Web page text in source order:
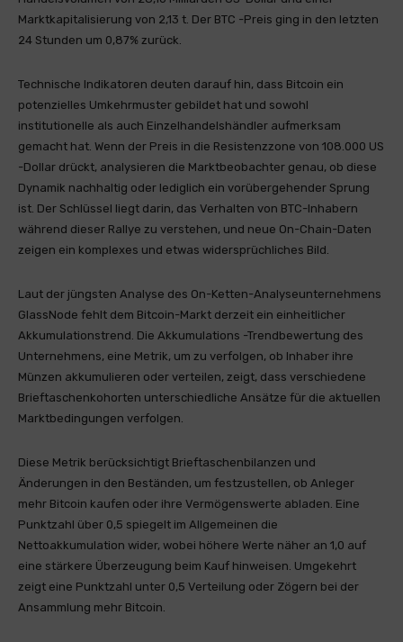
Marktkapitalisierung von 2,13 t. Der BTC -Preis ging in den letzten
24 Stunden um 0,87% zurück.
Technische Indikatoren deuten darauf hin, dass Bitcoin ein
potenzielles Umkehrmuster gebildet hat und sowohl
institutionelle als auch Einzelhandelshändler aufmerksam
gemacht hat. Wenn der Preis in die Resistenzzone von 108.000 US
-Dollar drückt, analysieren die Marktbeobachter genau, ob diese
Dynamik nachhaltig oder lediglich ein vorübergehender Sprung
ist. Der Schlüssel liegt darin, das Verhalten von BTC-Inhabern
während dieser Rallye zu verstehen, und neue On-Chain-Daten
zeigen ein komplexes und etwas widersprüchliches Bild.
Laut der jüngsten Analyse des On-Ketten-Analyseunternehmens
GlassNode fehlt dem Bitcoin-Markt derzeit ein einheitlicher
Akkumulationstrend. Die Akkumulations -Trendbewertung des
Unternehmens, eine Metrik, um zu verfolgen, ob Inhaber ihre
Münzen akkumulieren oder verteilen, zeigt, dass verschiedene
Brieftaschenkohorten unterschiedliche Ansätze für die aktuellen
Marktbedingungen verfolgen.
Diese Metrik berücksichtigt Brieftaschenbilanzen und
Änderungen in den Beständen, um festzustellen, ob Anleger
mehr Bitcoin kaufen oder ihre Vermögenswerte abladen. Eine
Punktzahl über 0,5 spiegelt im Allgemeinen die
Nettoakkumulation wider, wobei höhere Werte näher an 1,0 auf
eine stärkere Überzeugung beim Kauf hinweisen. Umgekehrt
zeigt eine Punktzahl unter 0,5 Verteilung oder Zögern bei der
Ansammlung mehr Bitcoin.